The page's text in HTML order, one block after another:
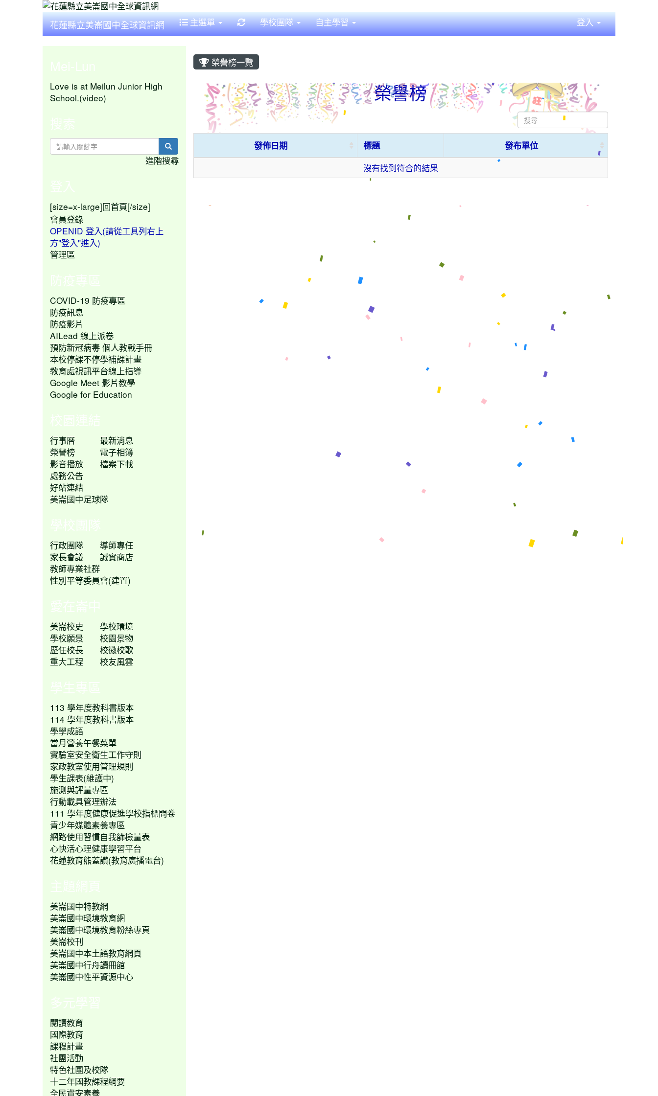
花蓮縣立美崙國中全球資訊網 主選單 重新取得佈景設定
學校團隊 自主學習 登入
榮譽榜一覽
榮譽榜
發佈日期 標題 發布單位
沒有找到符合的結果
Mei-Lun
Love is at Meilun Junior High
School.(video)
搜索
search
進階搜尋
登入
[size=x-large] 回首頁[/size]
會員登錄
OPENID 登入(請從工具列右上
方"登入"進入)
管理區
防疫專區
COVID-19 防疫專區
防疫訊息
防疫影片
AILead 線上派卷
預防新冠病毒 個人教戰手冊
本校停課不停學補課計畫
教育處視訊平台線上指導
Google Meet 影片教學
Google for Education
校園連結
行事曆
最新消息
榮譽榜
電子相簿
影音播放
檔案下載
處務公告
好站連結
美崙國中足球隊
學校團隊
行政團隊
導師專任
家長會議
誠實商店
教師專業社群
性別平等委員會(建置)
愛在崙中
美崙校史
學校環境
學校願景
校園景物
歷任校長
校徽校歌
重大工程
校友風雲
學生專區
113 學年度教科書版本
114 學年度教科書版本
學學成語
當月營養午餐菜單
實驗室安全衛生工作守則
家政教室使用管理規則
學生課表(維護中)
施測與評量專區
行動載具管理辦法
111 學年度健康促進學校指標問卷
青少年媒體素養專區
網路使用習慣自我篩檢量表
心快活心理健康學習平台
花蓮教育熊蓋讚(教育廣播電台)
主題網頁
美崙國中特教網
美崙國中環境教育網
美崙國中環境教育粉絲專頁
美崙校刊
美崙國中本土語教育網頁
美崙國中行舟讀冊館
美崙國中性平資源中心
多元學習
閱讀教育
國際教育
課程計畫
社團活動
特色社團及校隊
十二年國教課程綱要
全民資安素養